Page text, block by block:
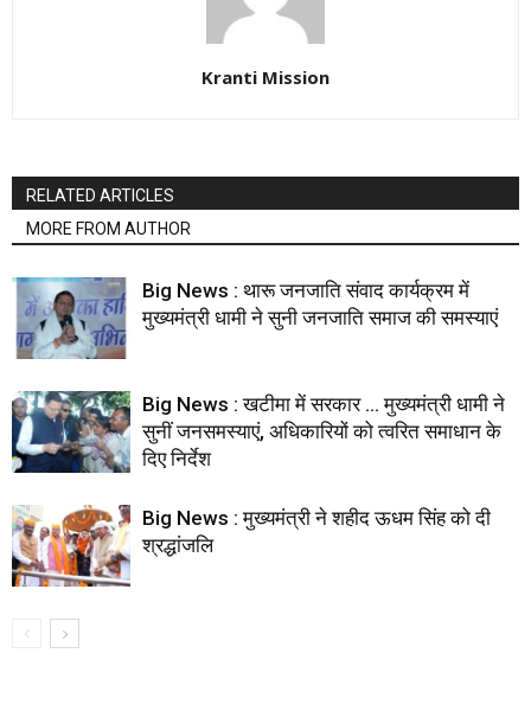
Kranti Mission
RELATED ARTICLES
MORE FROM AUTHOR
Big News : थारू जनजाति संवाद कार्यक्रम में
मुख्यमंत्री धामी ने सुनी जनजाति समाज की समस्याएं
Big News : खटीमा में सरकार … मुख्यमंत्री धामी ने
सुनीं जनसमस्याएं, अधिकारियों को त्वरित समाधान के
दिए निर्देश
Big News : मुख्यमंत्री ने शहीद ऊधम सिंह को दी
श्रद्धांजलि